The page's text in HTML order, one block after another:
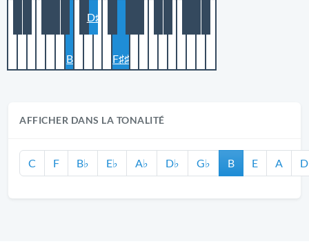
B
D♯
F♯♯
AFFICHER DANS LA TONALITÉ
C F B♭ E♭ A♭ D♭ G♭ B E A D